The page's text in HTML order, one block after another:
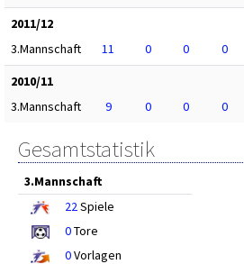
2011/12
3.Mannschaft
11 0 0 0
2010/11
3.Mannschaft
9 0 0 0
Gesamtstatistik
3.Mannschaft
22Spiele
0Tore
0Vorlagen